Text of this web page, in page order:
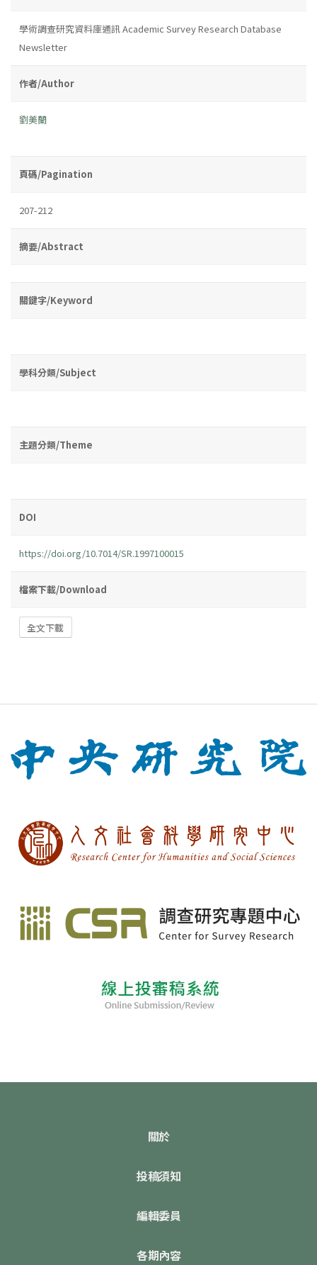
學術調查研究資料庫通訊 Academic Survey Research Database
Newsletter
作者/Author
劉美蘭
頁碼/Pagination
207-212
摘要/Abstract
關鍵字/Keyword
學科分類/Subject
主題分類/Theme
DOI
https://doi.org/10.7014/SR.1997100015
檔案下載/Download
全文下載
關於
投稿須知
編輯委員
各期內容